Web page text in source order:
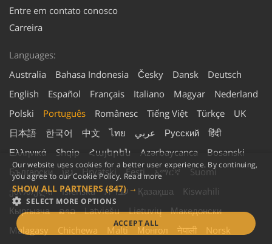
Entre em contato conosco
Carreira
Languages:
Australia
Bahasa Indonesia Česky Dansk
Deutsch
English
Español Français Italiano Magyar
Nederland
Polski
Português Românesc Tiếng Việt Türkçe
UK
日本語
한국어 中文 ไทย عربي Русский
हिंदी
Ελληνικά
Shqip Հայերեն Azərbaycanca
Bosanski
Български
ខ្មែរ Hrvatski Eesti አማርኛ
Suomi
ქართული
Íslenska עברית Қазақша
Kiswahili
Кыргызча
ລາວ Latviešu Lietuvių
Македонски
Malagasy
Chichewa Malti Монгол नेपाली
Norsk
Our website uses cookies for a better user experience. By continuing,
you agree to our Cookie Policy. Read more
SHOW ALL PARTNERS(847) →
SELECT MORE OPTIONS
ACCEPT ALL